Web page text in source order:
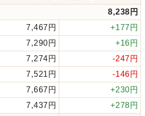
8,238円
7,467円
+177円
7,290円
+16円
7,274円
-247円
7,521円
-146円
7,667円
+230円
7,437円
+278円